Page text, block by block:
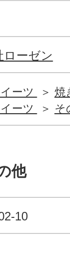
ローゼン
ーツ
焼
ーツ
そ
他
10